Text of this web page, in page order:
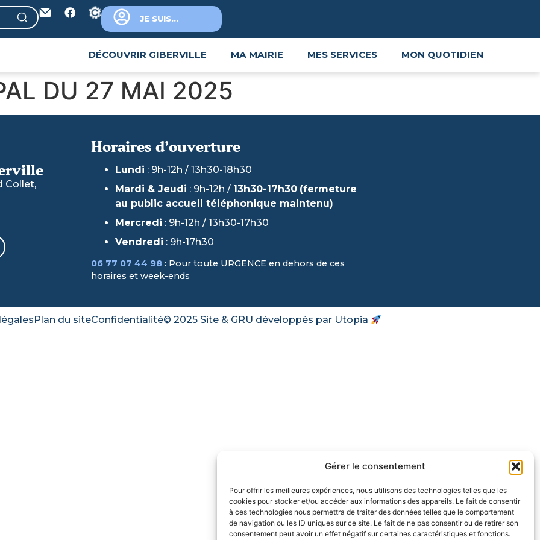
Gérer le consentement
Pour offrir les meilleures expériences, nous utilisons des technologies telles que les
cookies pour stocker et/ou accéder aux informations des appareils. Le fait de consentir
à ces technologies nous permettra de traiter des données telles que le comportement
de navigation ou les ID uniques sur ce site. Le fait de ne pas consentir ou de retirer son
consentement peut avoir un effet négatif sur certaines caractéristiques et fonctions.
JE SUIS...
DÉCOUVRIR GIBERVILLE MA MAIRIE MES SERVICES MON QUOTIDIEN
DU 27 MAI 2025
Collet,
Horaires d’ouverture
Lundi : 9h-12h / 13h30-18h30
Mardi & Jeudi : 9h-12h / 13h30-17h30 (fermeture
au public accueil téléphonique maintenu)
Mercredi : 9h-12h / 13h30-17h30
Vendredi : 9h-17h30
06 77 07 44 98 : Pour toute URGENCE en dehors de ces
horaires et week-ends
Plan du siteConfidentialité© 2025 Site & GRU développés par Utopia